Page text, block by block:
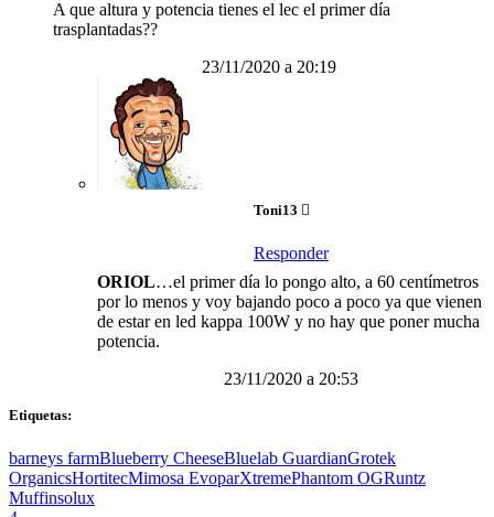
A que altura y potencia tienes el lec el primer día
trasplantadas??
23/11/2020 a 20:19
Toni13
Responder
ORIOL…el primer día lo pongo alto, a 60 centímetros
por lo menos y voy bajando poco a poco ya que vienen
de estar en led kappa 100W y no hay que poner mucha
potencia.
23/11/2020 a 20:53
Etiquetas:
barneys farmBlueberry CheeseBluelab GuardianGrotek
OrganicsHortitecMimosa EvoparXtremePhantom OGRuntz
Muffinsolux